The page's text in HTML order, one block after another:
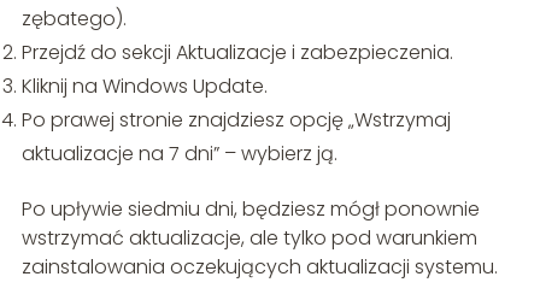
zębatego).
Przejdź do sekcji Aktualizacje i zabezpieczenia.
Kliknij na Windows Update.
Po prawej stronie znajdziesz opcję „Wstrzymaj
aktualizacje na 7 dni” – wybierz ją.
Po upływie siedmiu dni, będziesz mógł ponownie
wstrzymać aktualizacje, ale tylko pod warunkiem
zainstalowania oczekujących aktualizacji systemu.